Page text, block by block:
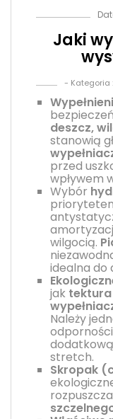
Jaki
- Kategoria :
deszcz,
stanowią
przed
wpływem
Wybór
wilgocią.
idealna do
jak
Należy
stretch.
Skropak